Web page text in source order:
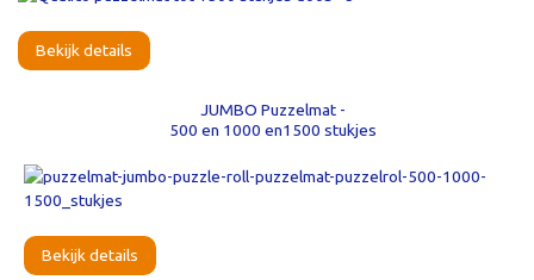
Bekijk details
JUMBO Puzzelmat -
500 en 1000 en1500 stukjes
Bekijk details